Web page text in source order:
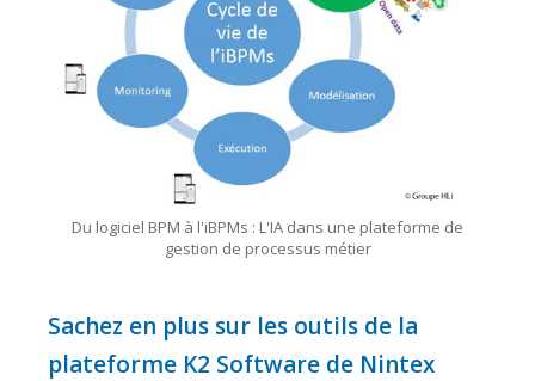
Du logiciel BPM à l'iBPMs : L'IA dans une plateforme de
gestion de processus métier
Sachez en plus sur les outils de la
plateforme K2 Software de Nintex